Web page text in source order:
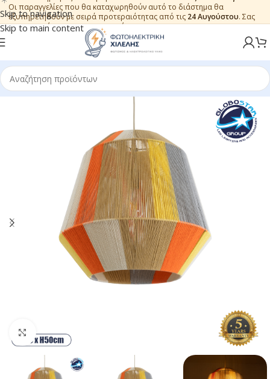
Skip to navigation
Skip to main content
Οι παραγγελίες που θα καταχωρηθούν αυτό το διάστημα θα
εξυπηρετηθούν με σειρά προτεραιότητας από τις 24 Αυγούστου. Σας
ευχαριστούμε για την εμπιστοσύνη.
Κλικ για μεγέθυνση